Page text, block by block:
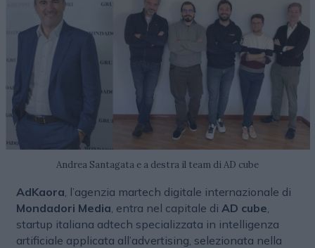
Andrea Santagata e a destra il team di AD cube
AdKaora , l’agenzia martech digitale internazionale di
Mondadori Media , entra nel capitale di AD cube
startup italiana adtech specializzata in intelligenza
artificiale applicata all’advertising, selezionata nella